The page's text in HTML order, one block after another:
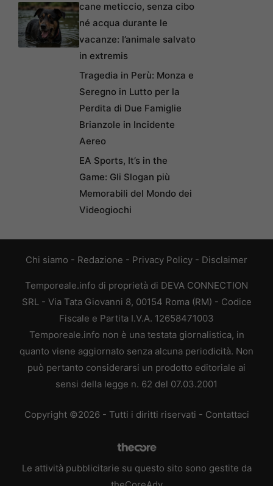
cane meticcio, senza cibo
né acqua durante le
vacanze: l’animale salvato
in extremis
Tragedia in Perù: Monza e
Seregno in Lutto per la
Perdita di Due Famiglie
Brianzole in Incidente
Aereo
EA Sports, It’s in the
Game: Gli Slogan più
Memorabili del Mondo dei
Videogiochi
Chi siamo - Redazione - Privacy Policy - Disclaimer
Temporeale.info di proprietà di DEVA CONNECTION
SRL - Via Tata Giovanni 8, 00154 Roma (RM) - Codice
Fiscale e Partita I.V.A. 12658471003
Temporeale.info non è una testata giornalistica, in
quanto viene aggiornato senza alcuna periodicità. Non
può pertanto considerarsi un prodotto editoriale ai
sensi della legge n. 62 del 07.03.2001
Copyright ©2026 - Tutti i diritti riservati - Contattaci
Le attività pubblicitarie su questo sito sono gestite da